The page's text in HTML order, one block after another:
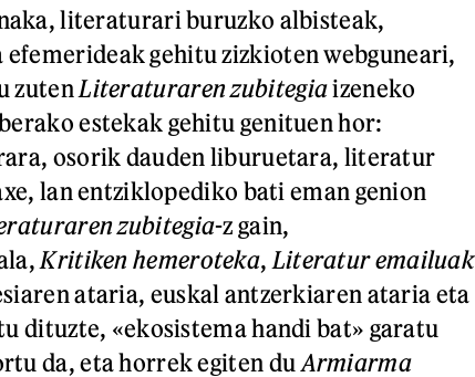
literaturari buruzko albisteak,
efemerideak gehitu zizkioten webguneari,
zuten Literaturaren zubitegiaizeneko
estekak gehitu genituen hor:
osorik dauden liburuetara, literatur
lan entziklopediko bati eman genion
zubitegia-z gain,
Kritiken hemeroteka, Literatur emailuak
ataria, euskal antzerkiaren ataria eta
dituzte, «ekosistema handi bat» garatu
da, eta horrek egiten du Armiarma